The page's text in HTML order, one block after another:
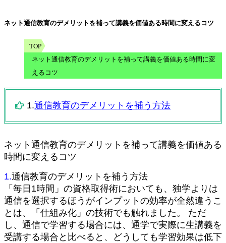
ネット通信教育のデメリットを補って講義を価値ある時間に変えるコツ
TOP
ネット通信教育のデメリットを補って講義を価値ある時間に変
えるコツ
1.通信教育のデメリットを補う方法
ネット通信教育のデメリットを補って講義を価値ある
時間に変えるコツ
1.通信教育のデメリットを補う方法
「毎日1時間」の資格取得術においても、独学よりは
通信を選択するほうがインプットの効率が全然違うこ
とは、「仕組み化」の技術でも触れました。 ただ
し、通信で学習する場合には、通学で実際に生講義を
受講する場合と比べると、どうしても学習効果は低下